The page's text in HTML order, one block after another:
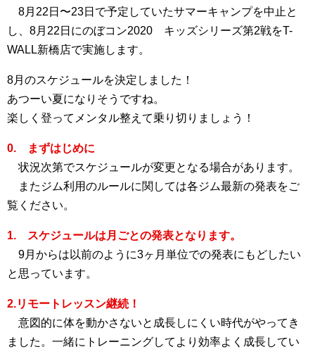
8月22日〜23日で予定していたサマーキャンプを中止と
し、8月22日にのぼコン2020 キッズシリーズ第2戦をT-
WALL新橋店で実施します。
8月のスケジュールを決定しました！
あつーい夏になりそうですね。
楽しく登ってメンタル整えて乗り切りましょう！
0. まずはじめに
状況次第でスケジュールが変更となる場合があります。
またジム利用のルールに関しては各ジム最新の発表をご
覧ください。
1. スケジュールは月ごとの発表となります。
9月からは以前のように3ヶ月単位での発表にもどしたい
と思っています。
2.リモートレッスン継続！
意図的に体を動かさないと成長しにくい時代がやってき
ました。一緒にトレーニングしてより効率よく成長してい